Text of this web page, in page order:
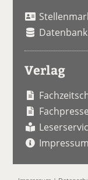
Datenbank
Verlag
Fachpresse
Impressum